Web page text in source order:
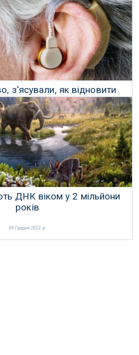
з'ясували, як відновити
слух
23 Квітня 2023 р.
ДНК віком у 2 мільйони
років
09 Грудня 2022 р.